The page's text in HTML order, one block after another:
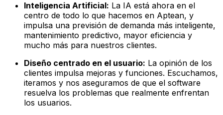
Inteligencia Artificial: La IA está ahora en el
centro de todo lo que hacemos en Aptean, y
impulsa una previsión de demanda más inteligente,
mantenimiento predictivo, mayor eficiencia y
mucho más para nuestros clientes.
Diseño centrado en el usuario: La opinión de los
clientes impulsa mejoras y funciones. Escuchamos,
iteramos y nos aseguramos de que el software
resuelva los problemas que realmente enfrentan
los usuarios.